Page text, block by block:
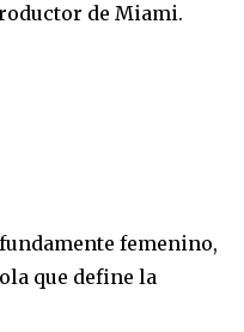
de Miami.
femenino,
que define la